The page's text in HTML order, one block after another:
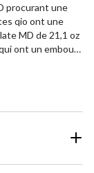
procurant une
qio ont une
MD de 21,1 oz
ont un embout
article est